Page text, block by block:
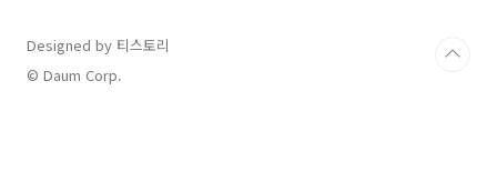
Designed by 티스토리
© Daum Corp.